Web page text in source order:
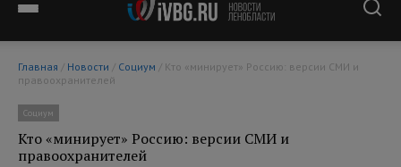
Главная / Новости / Социум
правоохранителей
Социум
Кто «минирует» Россию: версии СМИ и
правоохранителей